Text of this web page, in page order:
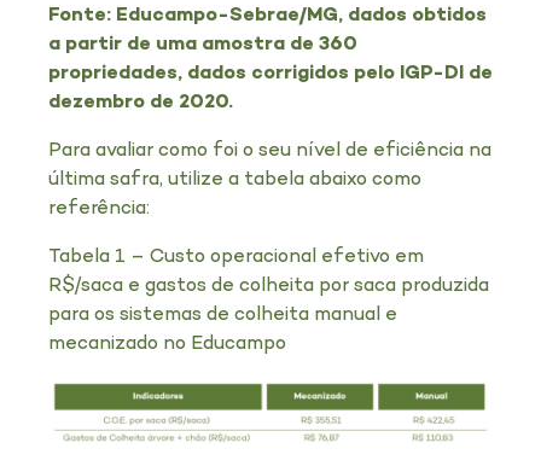
Fonte: Educampo-Sebrae/MG, dados obtidos
a partir de uma amostra de 360
propriedades, dados corrigidos pelo IGP-DI de
dezembro de 2020.
Para avaliar como foi o seu nível de eficiência na
última safra, utilize a tabela abaixo como
referência:
Tabela 1 – Custo operacional efetivo em
R$/saca e gastos de colheita por saca produzida
para os sistemas de colheita manual e
mecanizado no Educampo